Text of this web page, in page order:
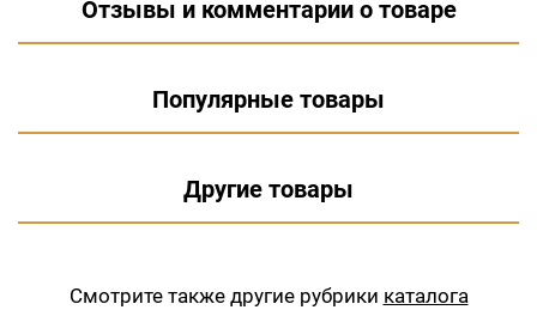
Отзывы и комментарии о товаре
Популярные товары
Другие товары
Смотрите также другие рубрики каталога